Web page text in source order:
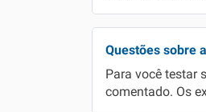
Questões sobre
Para você testar
comentado. Os